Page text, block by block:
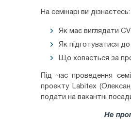
На семінарі ви дізнаєтесь:
Як має виглядати
Як підготуватися до
Що ховається за
Під час проведення
проекту Labitex(
подати на вакантні
Не